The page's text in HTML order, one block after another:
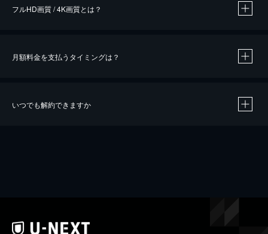
※40％ポイント還元の対象は、クレジットカード決済による作品の購入 / レンタルです。
フルHD画質 / 4K画質とは？
月額料金を支払うタイミングは？
いつでも解約できますか